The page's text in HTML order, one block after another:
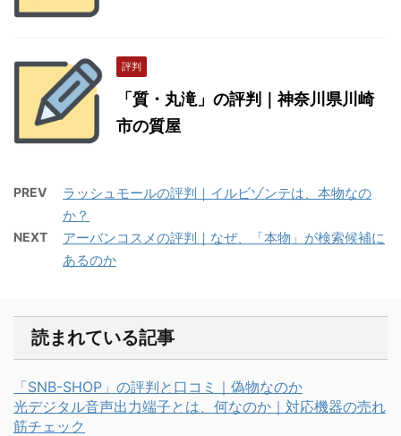
評判
「質・丸滝」の評判｜神奈川県川崎
市の質屋
PREV
ラッシュモールの評判｜イルビゾンテは、本物なの
か？
NEXT
アーバンコスメの評判｜なぜ、「本物」が検索候補に
あるのか
読まれている記事
「SNB-SHOP」の評判と口コミ｜偽物なのか
光デジタル音声出力端子とは、何なのか｜対応機器の売れ
筋チェック